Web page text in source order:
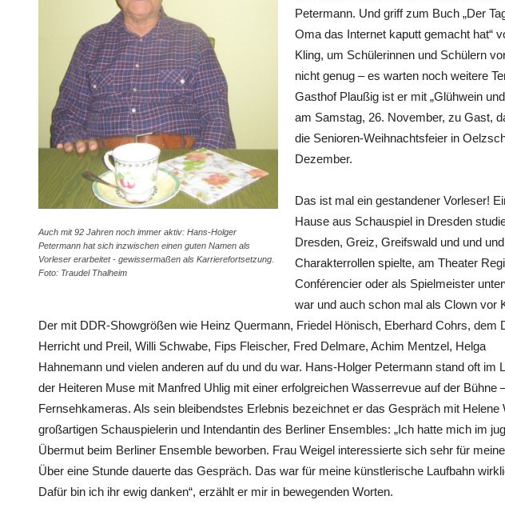
Auch mit 92 Jahren noch immer aktiv: Hans-Holger
Petermann hat sich inzwischen einen guten Namen als
Vorleser erarbeitet - gewissermaßen als Karrierefortsetzung.
Foto: Traudel Thalheim
Petermann. Und griff zum Buch „Der
Oma das Internet kaputt gemacht hat“
Kling, um Schülerinnen und Schülern
nicht genug – es warten noch weitere
Gasthof Plaußig ist er mit „Glühwein
am Samstag, 26. November, zu Gast,
die Senioren-Weihnachtsfeier in
Dezember.
Das ist mal ein gestandener Vorleser!
Hause aus Schauspiel in Dresden
Dresden, Greiz, Greifswald und und
Charakterrollen spielte, am Theater
Conférencier oder als Spielmeister
war und auch schon mal als Clown vor
Der mit DDR-Showgrößen wie Heinz Quermann, Friedel Hönisch, Eberhard Cohrs, dem
Herricht und Preil, Willi Schwabe, Fips Fleischer, Fred Delmare, Achim Mentzel, Helga
Hahnemann und vielen anderen auf du und du war. Hans-Holger Petermann stand oft im
der Heiteren Muse mit Manfred Uhlig mit einer erfolgreichen Wasserrevue auf der Bühne
Fernsehkameras. Als sein bleibendstes Erlebnis bezeichnet er das Gespräch mit Helene
großartigen Schauspielerin und Intendantin des Berliner Ensembles: „Ich hatte mich im
Übermut beim Berliner Ensemble beworben. Frau Weigel interessierte sich sehr für
Über eine Stunde dauerte das Gespräch. Das war für meine künstlerische Laufbahn
Dafür bin ich ihr ewig danken“, erzählt er mir in bewegenden Worten.